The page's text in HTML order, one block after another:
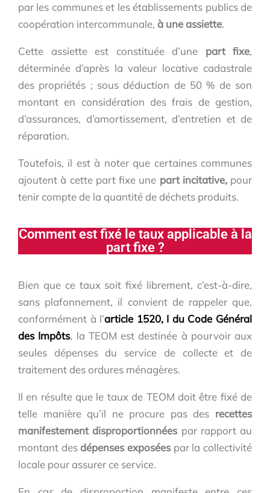
par les communes et les établissements publics de
coopération intercommunale, à une assiette.
Cette assiette est constituée d’une part fixe,
déterminée d’après la valeur locative cadastrale
des propriétés ; sous déduction de 50 % de son
montant en considération des frais de gestion,
d’assurances, d’amortissement, d’entretien et de
réparation.
Toutefois, il est à noter que certaines communes
ajoutent à cette part fixe une part incitative,pour
tenir compte de la quantité de déchets produits.
Comment est fixé le taux applicable à la
part fixe ?
Bien que ce taux soit fixé librement, c’est-à-dire,
sans plafonnement, il convient de rappeler que,
conformément à l’article 1520, I du Code Général
des Impôts, la TEOM est destinée à pourvoir aux
seules dépenses du service de collecte et de
traitement des ordures ménagères.
Il en résulte que le taux de TEOM doit être fixé de
telle manière qu’il ne procure pas des recettes
manifestement disproportionnéespar rapport au
montant des dépenses exposéespar la collectivité
locale pour assurer ce service.